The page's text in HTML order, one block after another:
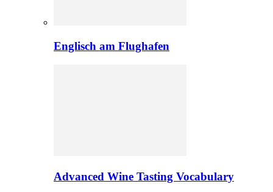
Englisch am Flughafen
Advanced Wine Tasting Vocabulary